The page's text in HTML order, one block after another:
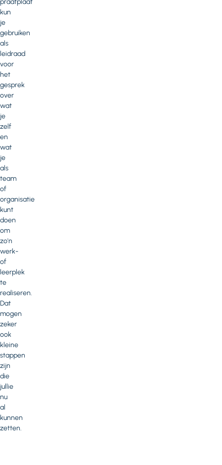
praatplaat
kun
je
gebruiken
als
leidraad
voor
het
gesprek
over
wat
je
zelf
en
wat
je
als
team
of
organisatie
kunt
doen
om
zo'n
werk-
of
leerplek
te
realiseren.
Dat
mogen
zeker
ook
kleine
stappen
zijn
die
jullie
nu
al
kunnen
zetten.